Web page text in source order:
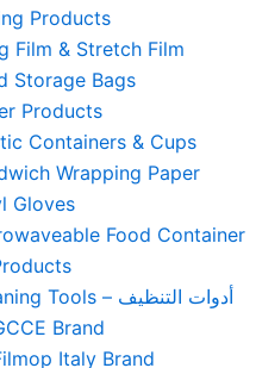
Products
Film & Stretch Film
Storage Bags
Products
Containers & Cups
Wrapping Paper
Gloves
Food Container
Cleaning Tools – أدوات التنظيف
Brand
Italy Brand